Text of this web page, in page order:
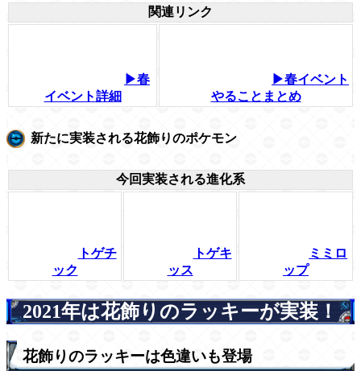
関連リンク
▶春
イベント詳細
▶春イベント
やることまとめ
新たに実装される花飾りのポケモン
今回実装される進化系
トゲチ
ック
トゲキ
ッス
ミミロ
ップ
2021年は花飾りのラッキーが実装！
花飾りのラッキーは色違いも登場